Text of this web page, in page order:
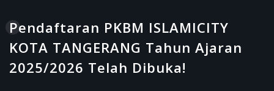
Pendaftaran PKBM ISLAMICITY
KOTA TANGERANG Tahun Ajaran
2025/2026 Telah Dibuka!